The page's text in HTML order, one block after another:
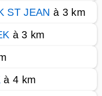
ST JEAN à 3 km
à 3 km
à 4 km